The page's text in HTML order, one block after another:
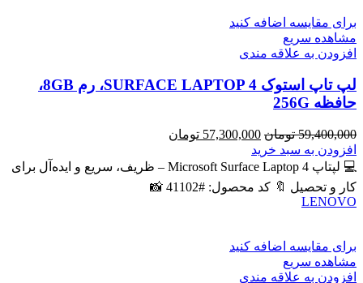
برای مقایسه اضافه کنید
مشاهده سریع
افزودن به علاقه مندی
لپ تاپ استوک SURFACE LAPTOP 4، رم 8GB،
حافظه 256G
59,400,000 تومان قیمت
اصلی
59,400,000 تومان
57,300,000 تومان
57,300,000 تومان
است.
افزودن به سبد خرید
💻 لپتاپ Microsoft Surface Laptop 4 – ظریف، سریع و ایده‌آل برای
کار و تحصیل 🔖 کد محصول: #41102 📸
LENOVO
برای مقایسه اضافه کنید
مشاهده سریع
افزودن به علاقه مندی